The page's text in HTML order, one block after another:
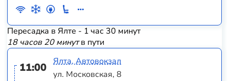
Пересадка в Ялте - 1 час 30 минут
18 часов 20 минутв пути
11:00
Ялта, Автовокзал
ул. Московская, 8